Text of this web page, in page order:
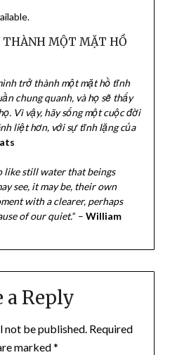
THÀNH MỘT MẶT HỒ
trở thành một mặt hồ tĩnh
chung quanh, và họ sẽ thấy
Vì vậy, hãy sống một cuộc đời
liệt hơn, với sự tĩnh lặng của
like still water that beings
see, it may be, their own
with a clearer, perhaps
of our quiet.” – William
a Reply
not be published. Required
marked*